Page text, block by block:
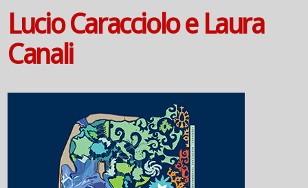
Lucio Caracciolo e Laura
Canali